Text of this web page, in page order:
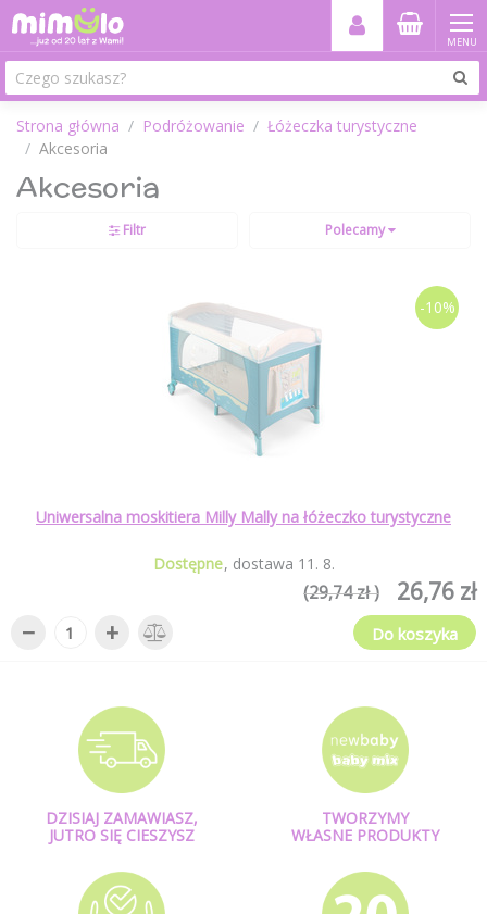
MENU
Strona główna Podróżowanie
Łóżeczka turystyczne
Akcesoria
Akcesoria
Filtr Polecamy
-10%
Uniwersalna moskitiera Milly Mally na łóżeczko turystyczne
Dostępne dostawa 11 . 8.
26,76 zł
(29,74 zł )
− + Do koszyka
DZISIAJ ZAMAWIASZ,
JUTRO SIĘ CIESZYSZ
TWORZYMY
WŁASNE PRODUKTY